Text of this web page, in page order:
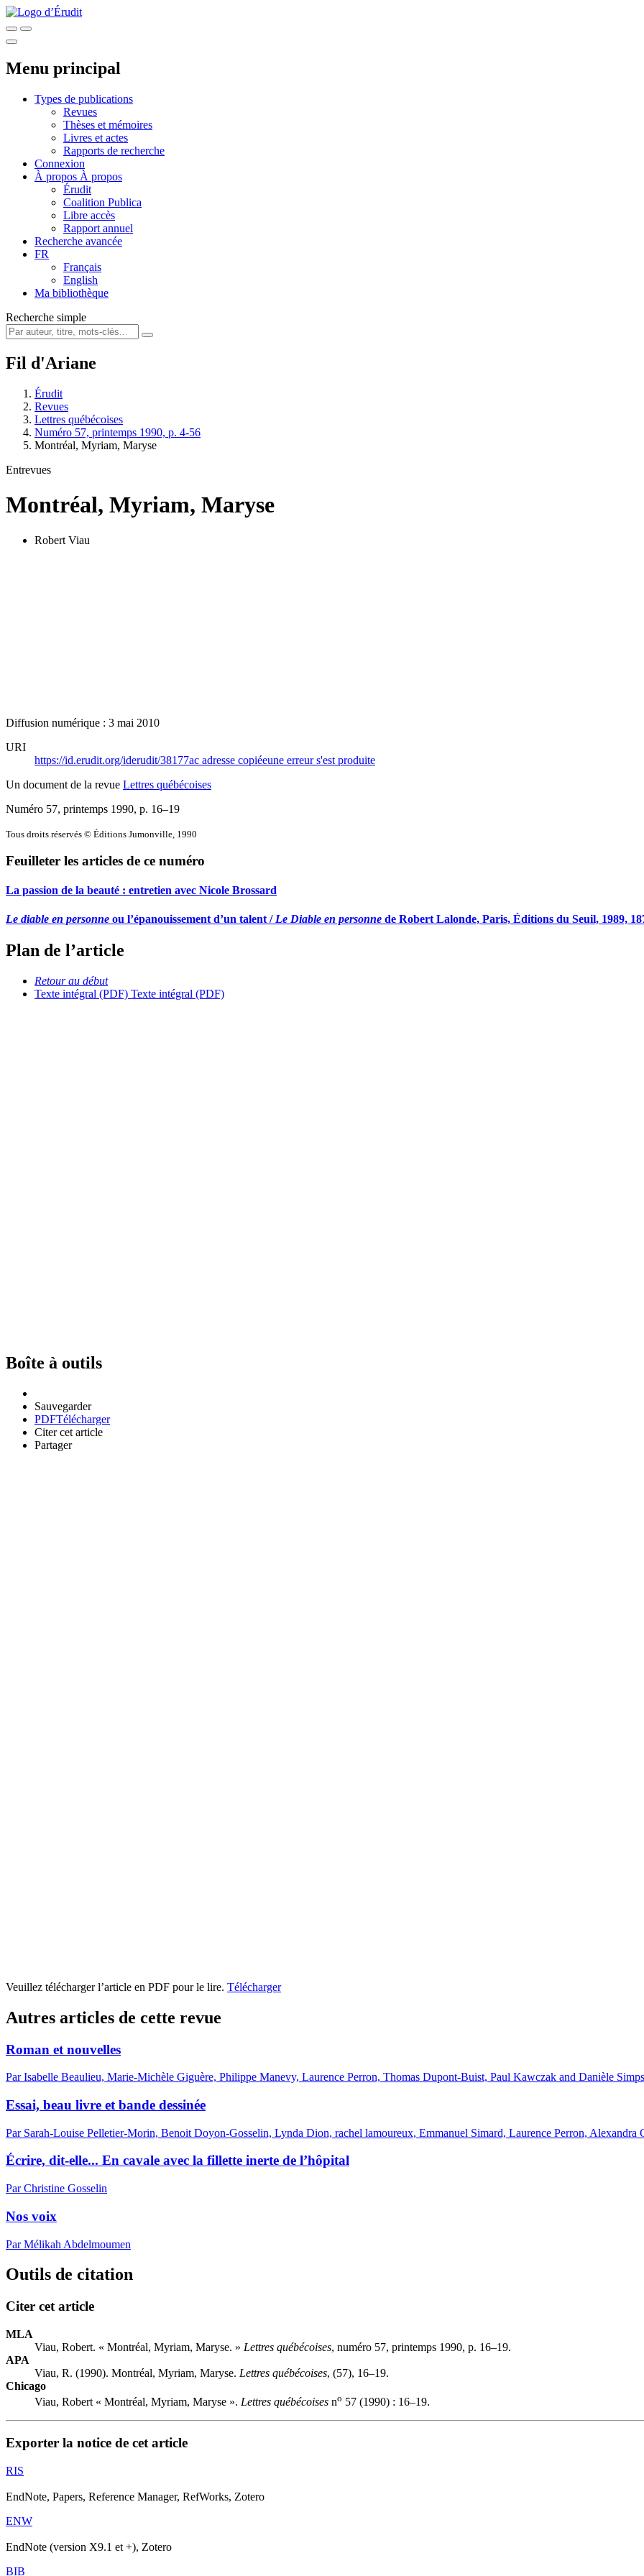
Menu principal
Types de publications
Revues
Thèses et mémoires
Livres et actes
Rapports de recherche
Connexion
À propos À propos
Érudit
Coalition Publica
Libre accès
Rapport annuel
Recherche avancée
FR
Français
English
Ma bibliothèque
Recherche simple
Fil d'Ariane
Érudit
Revues
Lettres québécoises
Numéro 57, printemps 1990, p. 4-56
Montréal, Myriam, Maryse
Entrevues
Montréal, Myriam, Maryse
Robert Viau
Diffusion numérique : 3 mai 2010
URI
https://id.erudit.org/iderudit/38177ac adresse copiéeune erreur s'est produite
Un document de la revue Lettres québécoises
Numéro 57, printemps 1990, p. 16–19
Tous droits réservés © Éditions Jumonville, 1990
Feuilleter les articles de ce numéro
La passion de la beauté : entretien avec Nicole Brossard
Le diable en personne ou l’épanouissement d’un talent / Le Diable en personne de Robert Lalonde, Paris, Éditions du Seuil, 1989,
Plan de l’article
Retour au début
Texte intégral (PDF) Texte intégral (PDF)
Boîte à outils
Sauvegarder
PDFTélécharger
Citer cet article
Partager
Veuillez télécharger l’article en PDF pour le lire. Télécharger
Autres articles de cette revue
Roman et nouvelles
Par Isabelle Beaulieu, Marie-Michèle Giguère, Philippe Manevy, Laurence Perron, Thomas Dupont-Buist, Paul Kawczak and Danièle
Essai, beau livre et bande dessinée
Par Sarah-Louise Pelletier-Morin, Benoit Doyon-Gosselin, Lynda Dion, rachel lamoureux, Emmanuel Simard, Laurence Perron,
Écrire, dit-elle... En cavale avec la fillette inerte de l’hôpital
Par Christine Gosselin
Nos voix
Par Mélikah Abdelmoumen
Outils de citation
Citer cet article
MLA
Viau, Robert. « Montréal, Myriam, Maryse. » Lettres québécoises, numéro 57, printemps 1990, p. 16–19.
APA
Viau, R. (1990). Montréal, Myriam, Maryse. Lettres québécoises, (57), 16–19.
Chicago
Viau, Robert « Montréal, Myriam, Maryse ». Lettres québécoises no 57 (1990) : 16–19.
Exporter la notice de cet article
RIS
EndNote, Papers, Reference Manager, RefWorks, Zotero
ENW
EndNote (version X9.1 et +), Zotero
BIB